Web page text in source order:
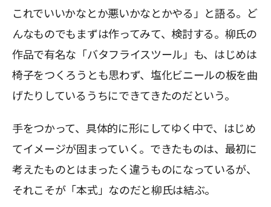
これでいいかなとか悪いかなとかやる」と語る。ど
んなものでもまずは作ってみて、検討する。柳氏の
作品で有名な「バタフライスツール」も、はじめは
椅子をつくろうとも思わず、塩化ビニールの板を曲
げたりしているうちにできてきたのだという。
手をつかって、具体的に形にしてゆく中で、はじめ
てイメージが固まっていく。できたものは、最初に
考えたものとはまったく違うものになっているが、
それこそが「本式」なのだと柳氏は結ぶ。